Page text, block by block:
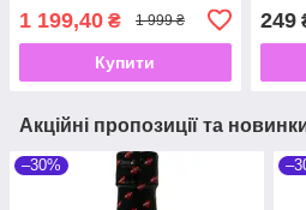
1 199,40 ₴ 1 999 ₴
Купити
249
Акційні пропозиції та
–30%